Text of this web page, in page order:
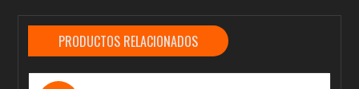
PRODUCTOS RELACIONADOS